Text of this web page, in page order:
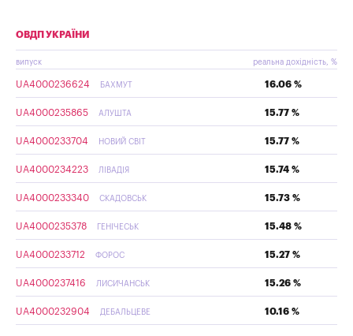
ОВДП УКРАЇНИ
випуск реальна дохідність, %
UA4000236624 БАХМУТ 16.06 %
UA4000235865 АЛУШТА 15.77 %
UA4000233704 НОВИЙ СВІТ 15.77 %
UA4000234223 ЛІВАДІЯ 15.74 %
UA4000233340 СКАДОВСЬК 15.73 %
UA4000235378 ГЕНІЧЕСЬК 15.48 %
UA4000233712 ФОРОС 15.27 %
UA4000237416 ЛИСИЧАНСЬК 15.26 %
UA4000232904 ДЕБАЛЬЦЕВЕ 10.16 %